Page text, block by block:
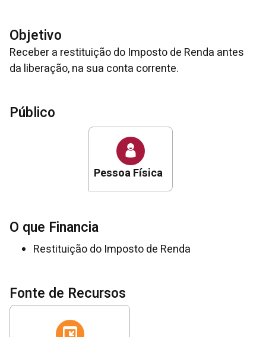
Objetivo
Receber a restituição do Imposto de Renda antes
da liberação, na sua conta corrente.
Público
Pessoa Física
O que Financia
Restituição do Imposto de Renda
Fonte de Recursos